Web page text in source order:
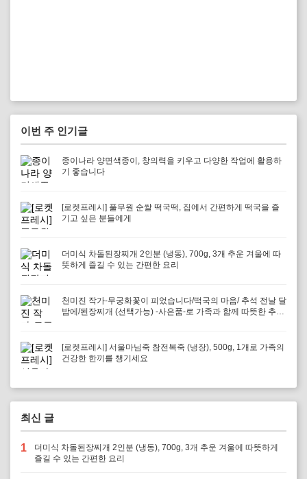
이번 주 인기글
종이나라 양면색종이, 창의력을 키우고 다양한 작업에 활용하
기 좋습니다
[로켓프레시] 풀무원 순쌀 떡국떡, 집에서 간편하게 떡국을 즐
기고 싶은 분들에게
더미식 차돌된장찌개 2인분 (냉동), 700g, 3개 추운 겨울에 따
뜻하게 즐길 수 있는 간편한 요리
천미진 작가-무궁화꽃이 피었습니다/떡국의 마음/ 추석 전날 달
밤에/된장찌개 (선택가능) -사은품-로 가족과 함께 따뜻한 추억
[로켓프레시] 서울마님죽 참전복죽 (냉장), 500g, 1개로 가족의
건강한 한끼를 챙기세요
최신 글
1
더미식 차돌된장찌개 2인분 (냉동), 700g, 3개 추운 겨울에 따뜻하게
즐길 수 있는 간편한 요리